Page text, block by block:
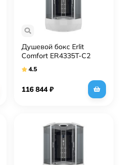
Душевой бокс Erlit
Comfort ER4335T-C2
4.5
116 844₽